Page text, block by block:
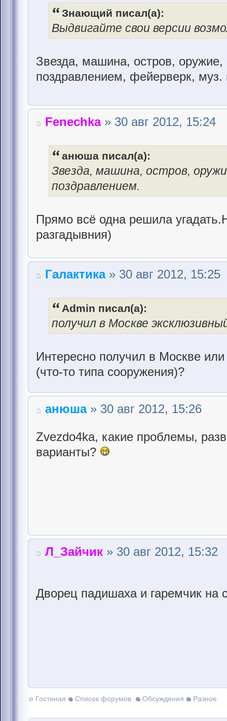
Знающий писал(а):
Выдвигайте свои версии
Звезда, машина, остров,
поздравлением, фейерверк, муз.
Fenechka» 30 авг 2012, 15:24
анюша писал(а):
Звезда, машина, остров,
поздравлением.
Прямо всё одна решила
разгадывния)
Галактика» 30 авг 2012, 15:25
Admin писал(а):
получил в Москве
Интересно получил в Москве
(что-то типа сооружения)?
анюша» 30 авг 2012, 15:26
Zvezdo4ka, какие проблемы,
варианты?
Л_Зайчик » 30 авг 2012, 15:32
Дворец падишаха и гаремчик на
» Гостиная Список форумов Обсуждения Разное